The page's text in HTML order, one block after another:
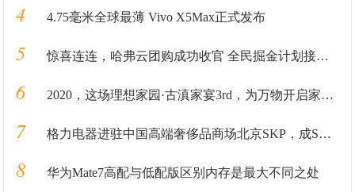
4 4.75毫米全球最薄 Vivo X5Max正式发布
5 惊喜连连，哈弗云团购成功收官 全民掘金计划接踵而至
6 2020，这场理想家园·古滇家宴3rd，为万物开启家园的新篇章
7 格力电器进驻中国高端奢侈品商场北京SKP，成SKP国产家电第一品牌
8 华为Mate7高配与低配版区别内存是最大不同之处